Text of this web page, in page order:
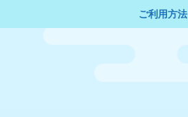
ご利用方法